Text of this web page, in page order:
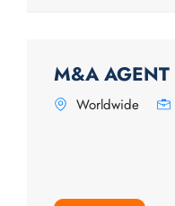
M&A AGENT
Worldwide